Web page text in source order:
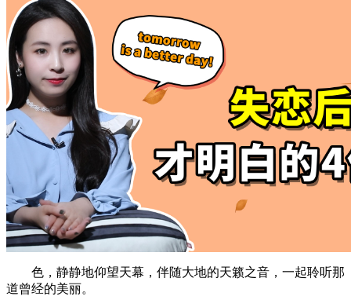
色，静静地仰望天幕，伴随大地的天籁之音，一起聆听那
道曾经的美丽。